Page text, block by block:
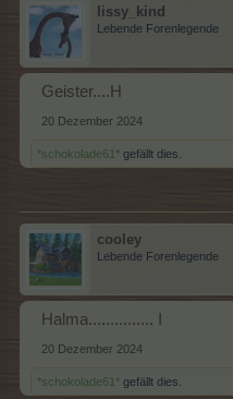
lissy_kind
Lebende Forenlegende
Geister....H
20 Dezember 2024
*schokolade61* gefällt dies.
cooley
Lebende Forenlegende
Halma............... I
20 Dezember 2024
*schokolade61* gefällt dies.